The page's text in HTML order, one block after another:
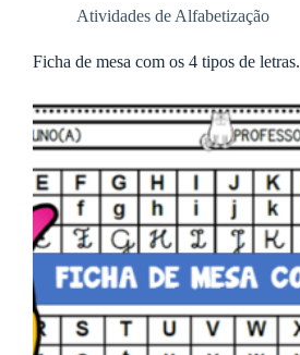
Atividades de Alfabetização
Ficha de mesa com os 4 tipos de letras.